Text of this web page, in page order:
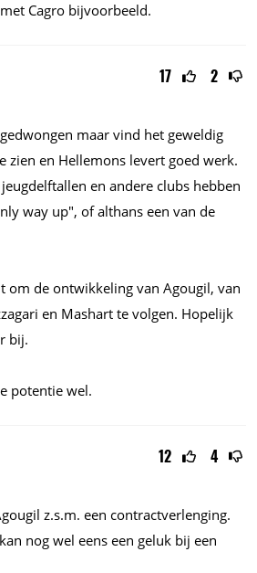
Cagro bijvoorbeeld.
17 2
maar vind het geweldig
zien en Hellemons levert goed werk.
en andere clubs hebben
way up", of althans een van de
om de ontwikkeling van Agougil, van
en Mashart te volgen. Hopelijk
bij.
potentie wel.
12 4
z.s.m. een contractverlenging.
nog wel eens een geluk bij een